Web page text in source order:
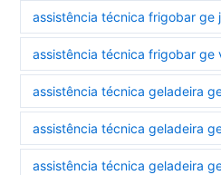
assistência técnica frigobar ge
assistência técnica frigobar ge
assistência técnica geladeira
assistência técnica geladeira
assistência técnica geladeira